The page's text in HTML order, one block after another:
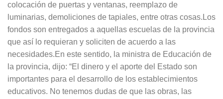
colocación de puertas y ventanas, reemplazo de
luminarias, demoliciones de tapiales, entre otras cosas.Los
fondos son entregados a aquellas escuelas de la provincia
que así lo requieran y soliciten de acuerdo a las
necesidades.En este sentido, la ministra de Educación de
la provincia, dijo: “El dinero y el aporte del Estado son
importantes para el desarrollo de los establecimientos
educativos. No tenemos dudas de que las obras, las